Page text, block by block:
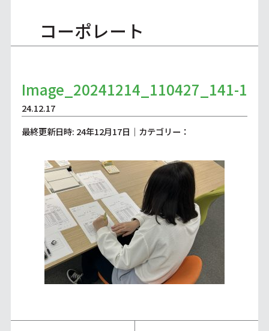
コーポレート
Image_20241214_110427_141-1
24.12.17
最終更新日時: 24年12月17日｜カテゴリー：